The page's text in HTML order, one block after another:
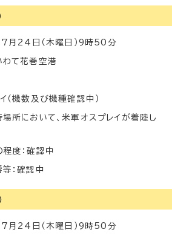
月24日（木曜日）9時50分
わて花巻空港
（機数及び機種確認中）
所において、米軍オスプレイが着陸し
度：確認中
：確認中
月24日（木曜日）9時50分